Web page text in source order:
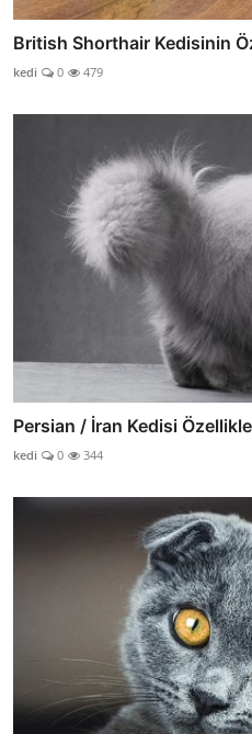
British Shorthair Kedisinin
kedi 0 479
Persian / İran Kedisi
kedi 0 344